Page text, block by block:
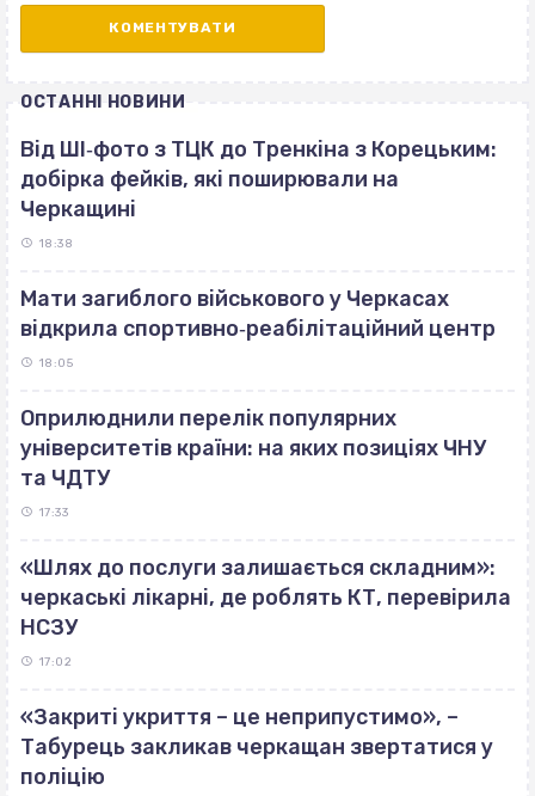
ОСТАННІ НОВИНИ
Від ШІ‐фото з ТЦК до Тренкіна з Корецьким:
добірка фейків, які поширювали на
Черкащині
18:38
Мати загиблого військового у Черкасах
відкрила спортивно‐реабілітаційний центр
18:05
Оприлюднили перелік популярних
університетів країни: на яких позиціях ЧНУ
та ЧДТУ
17:33
«Шлях до послуги залишається складним»:
черкаські лікарні, де роблять КТ, перевірила
НСЗУ
17:02
«Закриті укриття – це неприпустимо», –
Табурець закликав черкащан звертатися у
поліцію